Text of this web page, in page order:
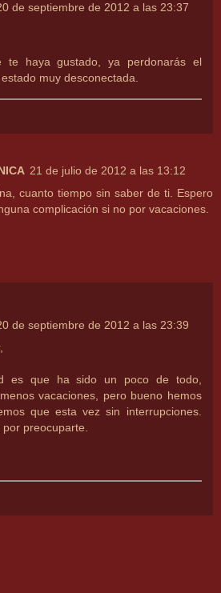
de septiembre de 2012 a las 23:37
te haya gustado, ya perdonarás el
muy desconectada.
21 de julio de 2012 a las 13:12
cuanto tiempo sin saber de ti. Espero
complicación si no por vacaciones.
de septiembre de 2012 a las 23:39
es que ha sido un poco de todo,
vacaciones, pero bueno hemos
que esta vez sin interrupciones.
preocuparte.